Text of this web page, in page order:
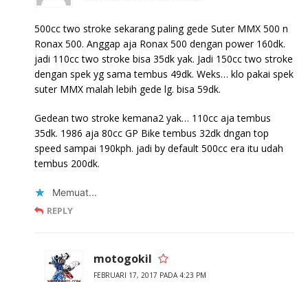
500cc two stroke sekarang paling gede Suter MMX 500 n
Ronax 500. Anggap aja Ronax 500 dengan power 160dk.
jadi 110cc two stroke bisa 35dk yak. Jadi 150cc two stroke
dengan spek yg sama tembus 49dk. Weks… klo pakai spek
suter MMX malah lebih gede lg. bisa 59dk.
Gedean two stroke kemana2 yak… 110cc aja tembus
35dk. 1986 aja 80cc GP Bike tembus 32dk dngan top
speed sampai 190kph. jadi by default 500cc era itu udah
tembus 200dk.
Memuat...
REPLY
motogokil
FEBRUARI 17, 2017 PADA 4:23 PM